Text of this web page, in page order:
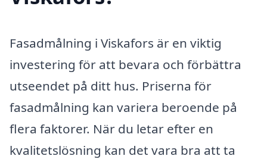
Fasadmålning i Viskafors är en viktig
investering för att bevara och förbättra
utseendet på ditt hus. Priserna för
fasadmålning kan variera beroende på
flera faktorer. När du letar efter en
kvalitetslösning kan det vara bra att ta